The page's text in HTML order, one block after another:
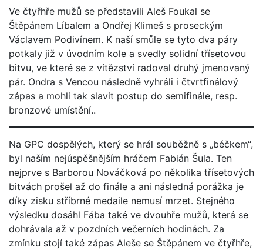
Ve čtyřhře mužů se představili Aleš Foukal se
Štěpánem Líbalem a Ondřej Klimeš s proseckým
Václavem Podivínem. K naší smůle se tyto dva páry
potkaly již v úvodním kole a svedly solidní třísetovou
bitvu, ve které se z vítězství radoval druhý jmenovaný
pár. Ondra s Vencou následně vyhráli i čtvrtfinálový
zápas a mohli tak slavit postup do semifinále, resp.
bronzové umístění..
Na GPC dospělých, který se hrál souběžně s „béčkem“,
byl naším nejúspěšnějším hráčem Fabián Šula. Ten
nejprve s Barborou Nováčková po několika třísetových
bitvách prošel až do finále a ani následná porážka je
díky zisku stříbrné medaile nemusí mrzet. Stejného
výsledku dosáhl Fába také ve dvouhře mužů, která se
dohrávala až v pozdních večerních hodinách. Za
zmínku stojí také zápas Aleše se Štěpánem ve čtyřhře,